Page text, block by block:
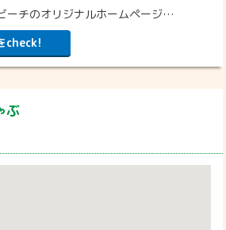
チのオリジナルホームページ…
check!
ぶ